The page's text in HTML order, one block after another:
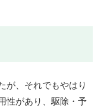
が、それでもやはり
性があり、駆除・予